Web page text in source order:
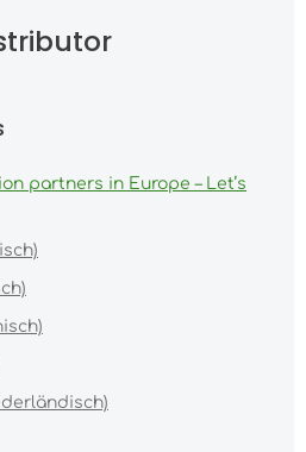
partners in Europe – Let’s